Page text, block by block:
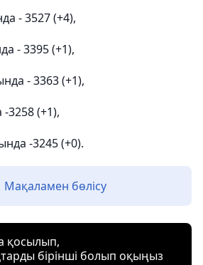
- 3527 (+4),
- 3395 (+1),
- 3363 (+1),
3258 (+1),
-3245 (+0).
Мақаламен бөлісу
қосылып,
бірінші болып оқыңыз